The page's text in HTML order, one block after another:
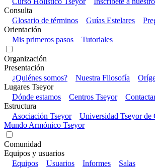
Consulta
Glosario de términos
Guías Estelares
Orientación
Mis primeros pasos
Tutoriales
Organización
Presentación
¿Quiénes somos?
Nuestra Filosofía
Lugares Tseyor
Dónde estamos
Centros Tseyor
Estructura
Asociación Tseyor
Universidad Tseyor de
Mundo Armónico Tseyor
Comunidad
Equipos y usuarios
Equipos
Usuarios Informes
Salas